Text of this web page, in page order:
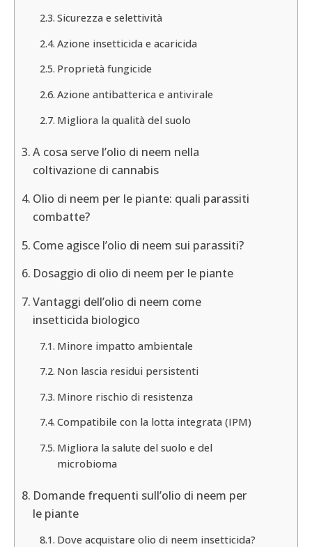
Sicurezza e selettività
Azione insetticida e acaricida
Proprietà fungicide
Azione antibatterica e antivirale
Migliora la qualità del suolo
A cosa serve l’olio di neem nella
coltivazione di cannabis
Olio di neem per le piante: quali parassiti
combatte?
Come agisce l’olio di neem sui parassiti?
Dosaggio di olio di neem per le piante
Vantaggi dell’olio di neem come
insetticida biologico
Minore impatto ambientale
Non lascia residui persistenti
Minore rischio di resistenza
Compatibile con la lotta integrata (IPM)
Migliora la salute del suolo e del
microbioma
Domande frequenti sull’olio di neem per
le piante
Dove acquistare olio di neem insetticida?